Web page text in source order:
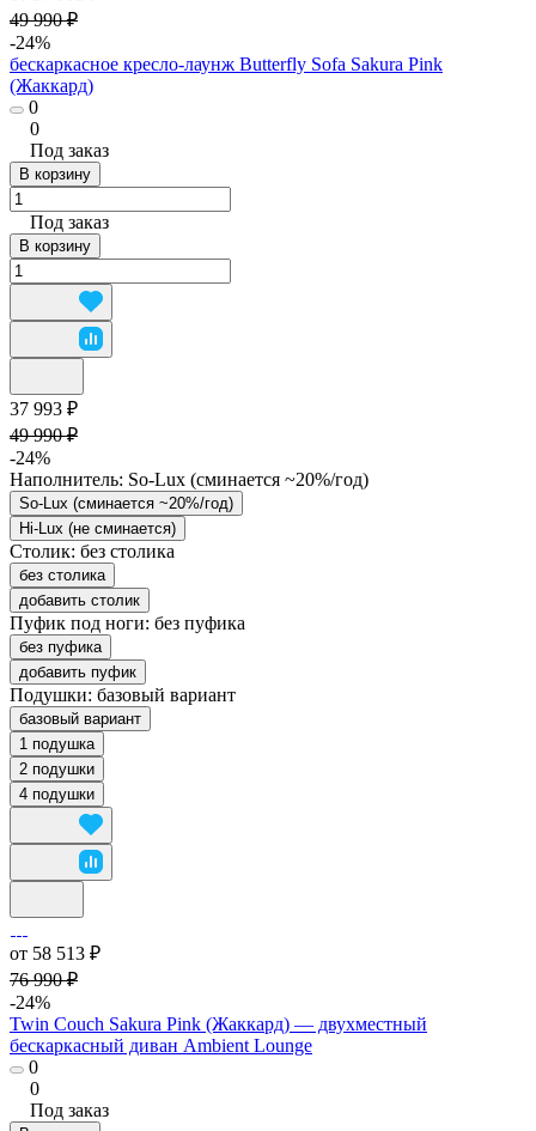
49 990 ₽
-24%
бескаркасное кресло-лаунж Butterfly Sofa Sakura Pink
(Жаккард)
0
0
Под заказ
В корзину
Под заказ
В корзину
37 993 ₽
49 990 ₽
-24%
Наполнитель: So-Lux (cминается ~20%/год)
So-Lux (cминается ~20%/год)
Hi-Lux (не сминается)
Столик: без столика
без столика
добавить столик
Пуфик под ноги: без пуфика
без пуфика
добавить пуфик
Подушки: базовый вариант
базовый вариант
1 подушка
2 подушки
4 подушки
от 58 513 ₽
76 990 ₽
-24%
Twin Couch Sakura Pink (Жаккард) — двухместный
бескаркасный диван Ambient Lounge
0
0
Под заказ